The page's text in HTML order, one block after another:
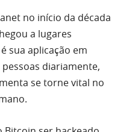
no início da década
a lugares
sua aplicação em
diariamente,
se torne vital no